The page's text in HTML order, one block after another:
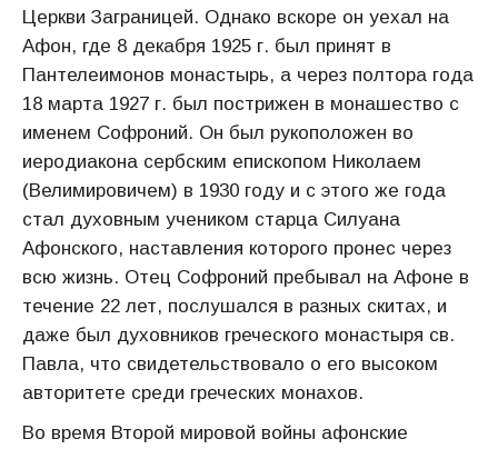
Церкви Заграницей. Однако вскоре он уехал на
Афон, где 8 декабря 1925 г. был принят в
Пантелеимонов монастырь, а через полтора года
18 марта 1927 г. был пострижен в монашество с
именем Софроний. Он был рукоположен во
иеродиакона сербским епископом Николаем
(Велимировичем) в 1930 году и с этого же года
стал духовным учеником старца Силуана
Афонского, наставления которого пронес через
всю жизнь. Отец Софроний пребывал на Афоне в
течение 22 лет, послушался в разных скитах, и
даже был духовников греческого монастыря св.
Павла, что свидетельствовало о его высоком
авторитете среди греческих монахов.
Во время Второй мировой войны афонские